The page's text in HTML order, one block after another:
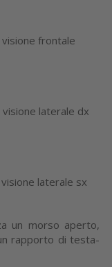
frontale
visione laterale dx
laterale sx
un morso aperto,
rapporto di testa-